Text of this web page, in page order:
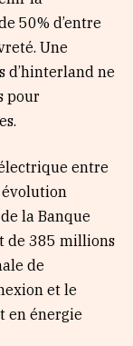
50% d’entre
Une
d’hinterland ne
pour
entre
évolution
la Banque
de 385 millions
de
et le
en énergie